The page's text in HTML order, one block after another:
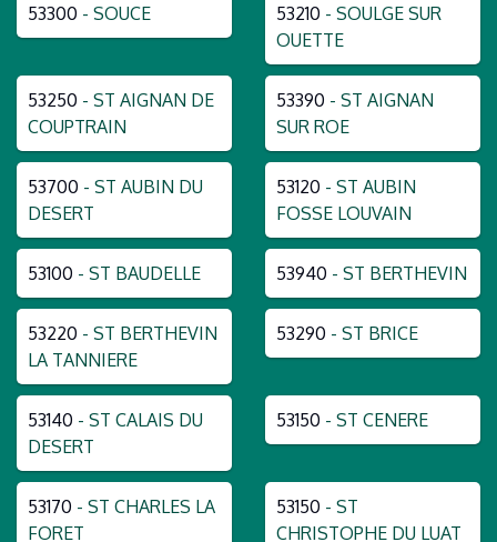
53300 - SOUCE 53210 - SOULGE SUR
OUETTE
53250 - ST AIGNAN DE
COUPTRAIN
53390 - ST AIGNAN
SUR ROE
53700 - ST AUBIN DU
DESERT
53120 - ST AUBIN
FOSSE LOUVAIN
53100 - ST BAUDELLE 53940 - ST BERTHEVIN
53220 - ST BERTHEVIN
LA TANNIERE
53290 - ST BRICE
53140 - ST CALAIS DU
DESERT
53150 - ST CENERE
53170 - ST CHARLES LA
FORET
53150 - ST
CHRISTOPHE DU LUAT